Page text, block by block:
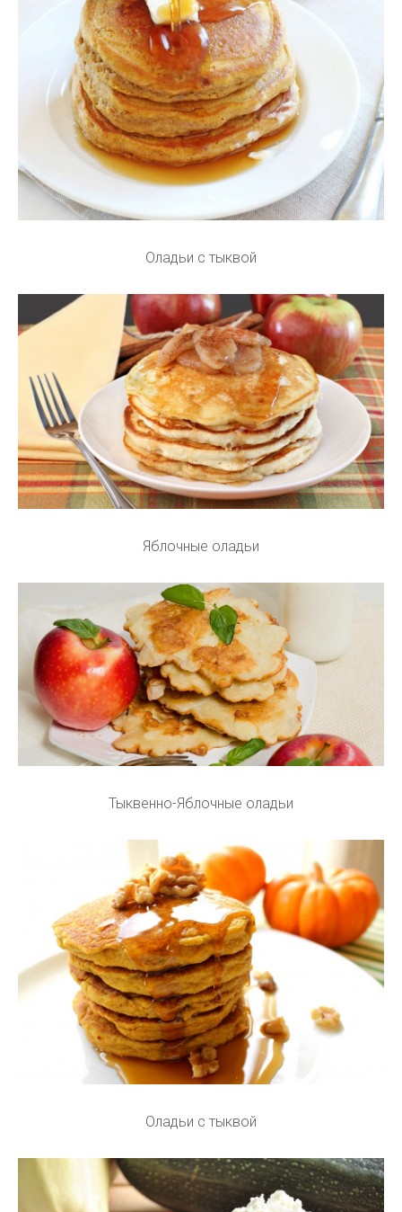
Оладьи с тыквой
Яблочные оладьи
Тыквенно-Яблочные оладьи
Оладьи с тыквой